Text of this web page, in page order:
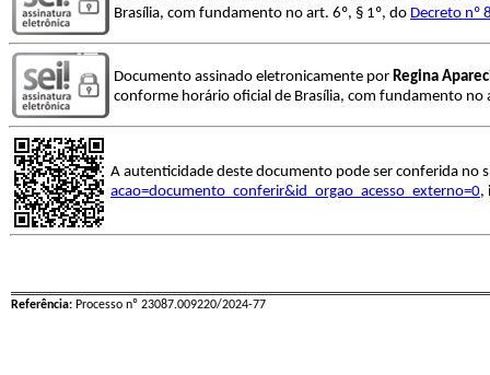
Brasília, com fundamento no art. 6º, § 1º, do Decreto nº
Documento assinado eletronicamente por Regina
conforme horário oficial de Brasília, com fundamento no
A autenticidade deste documento pode ser conferida no
acao=documento_conferir&id_orgao_acesso_externo=0,
Referência: Processo nº 23087.009220/2024-77